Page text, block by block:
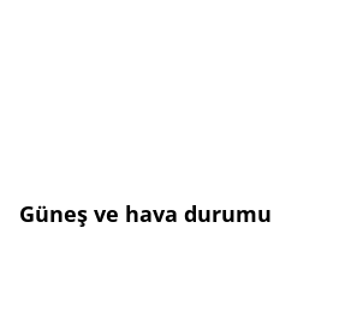
Güneş ve hava durumu